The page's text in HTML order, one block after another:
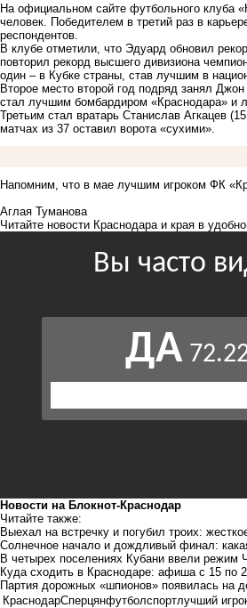
На официальном сайте футбольного клуба
человек. Победителем в третий раз в
респондентов.
В клубе отметили, что Эдуард обновил
повторил рекорд высшего дивизиона
один – в Кубке страны, став лучшим в
Второе место второй год подряд занял
стал лучшим бомбардиром «Краснодара» и
Третьим стал вратарь Станислав Агкацев
матчах из 37 оставил ворота «сухими».
Напомним, что в мае лучшим игроком ФК
Аглая Туманова
Читайте новости Краснодара и края в
Новости на Блoкнoт-Краснодар
Читайте также:
Выехал на встречку и погубил троих:
Солнечное начало и дождливый финал:
В четырех поселениях Кубани ввели
Куда сходить в Краснодаре: афиша с 15 по
Партия дорожных «шпионов» появилась на
КраснодарСперцянфутболспортлучший